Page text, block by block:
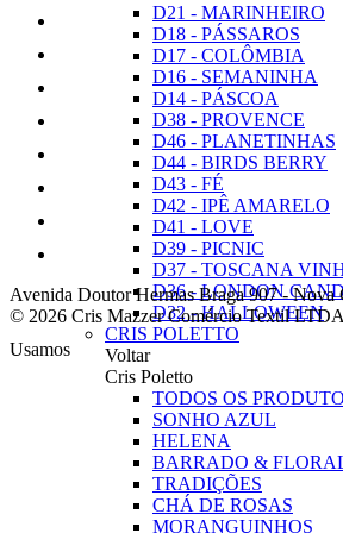
D21 - MARINHEIRO
D18 - PÁSSAROS
D17 - COLÔMBIA
D16 - SEMANINHA
D14 - PÁSCOA
D38 - PROVENCE
D46 - PLANETINHAS
D44 - BIRDS BERRY
D43 - FÉ
D42 - IPÊ AMARELO
D41 - LOVE
D39 - PICNIC
D37 - TOSCANA
D36 - LONDON
D32 - HALLOWEEN
CRIS POLETTO
Voltar
Cris Poletto
TODOS OS
SONHO AZUL
HELENA
BARRADO &
TRADIÇÕES
CHÁ DE ROSAS
MORANGUINHOS
Avenida Doutor Hermas Braga 907-Nova
© 2026 Cris Mazzer Comércio Textil LTDA
Usamos